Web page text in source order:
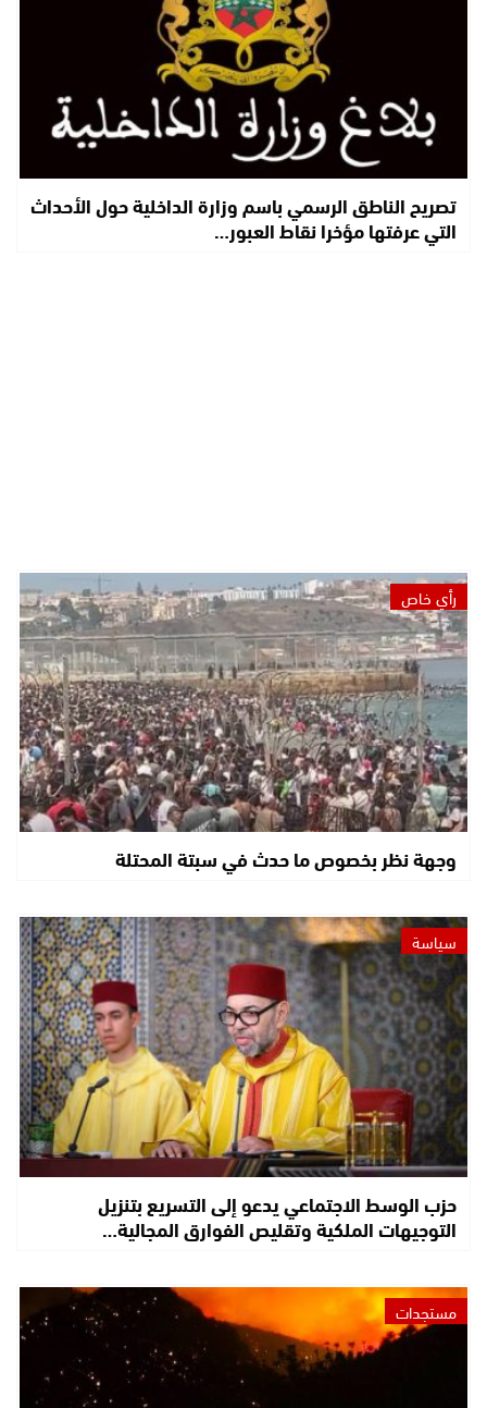
تصريح الناطق الرسمي باسم وزارة الداخلية حول الأحداث
التي عرفتها مؤخرا نقاط العبور…
رأي خاص
وجهة نظر بخصوص ما حدث في سبتة المحتلة
سياسة
حزب الوسط الاجتماعي يدعو إلى التسريع بتنزيل
التوجيهات الملكية وتقليص الفوارق المجالية…
مستجدات